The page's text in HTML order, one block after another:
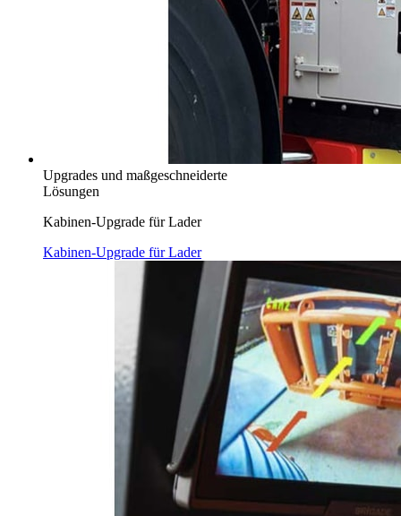
Upgrades und maßgeschneiderte
Lösungen
Kabinen-Upgrade für Lader
Kabinen-Upgrade für Lader